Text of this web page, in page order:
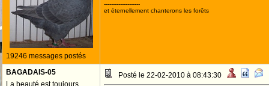
19246 messages postés
--------------------
et éternellement chanterons les forêts
BAGADAIS-05
La beauté est toujours
Posté le 22-02-2010 à 08:43:30